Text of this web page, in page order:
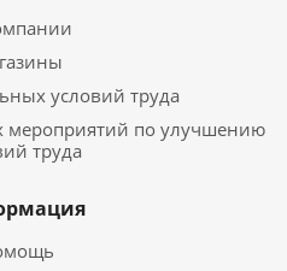
условий труда
мероприятий по улучшению
труда